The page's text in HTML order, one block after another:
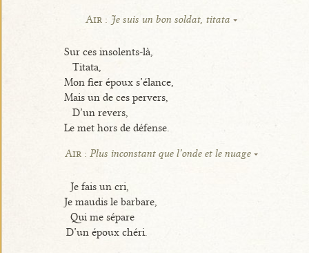
Air : Je suis un bon soldat, titata
Sur ces insolents-là,
Titata,
Mon fier époux s’élance,
Mais un de ces pervers,
D’un revers,
Le met hors de défense.
Air : Plus inconstant que l’onde et le nuage
Je fais un cri,
Je maudis le barbare,
Qui me sépare
D’un époux chéri.